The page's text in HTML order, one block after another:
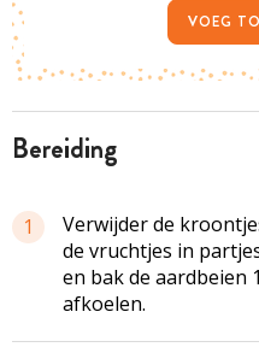
bereiding
1
Verwijder de
de vruchtjes in
en bak de aardbeien
afkoelen.
VOEG